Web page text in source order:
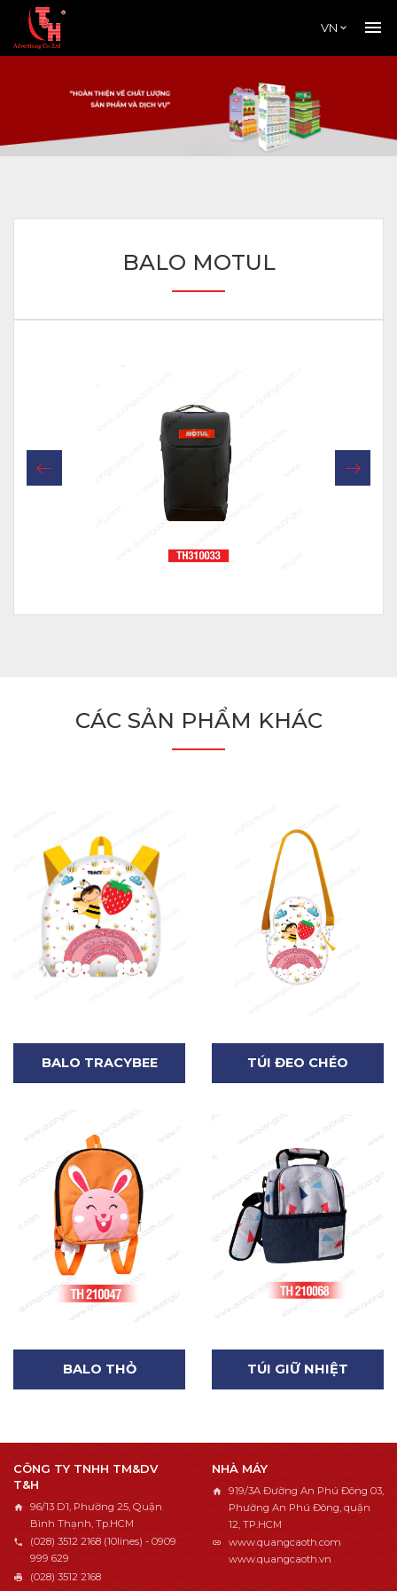
VN
BALO MOTUL
CÁC SẢN PHẨM KHÁC
BALO TRACYBEE TÚI ĐEO CHÉO
BALO THỎ TÚI GIỮ NHIỆT
CÔNG TY TNHH TM&DV
T&H
96/13 D1, Phường 25, Quận
Bình Thạnh, Tp.HCM
(028) 3512 2168 (10lines) - 0909
999 629
(028) 3512 2168
NHÀ MÁY
919/3A Đường An Phú Đông 03,
Phường An Phú Đông, quận
12, TP.HCM
www.quangcaoth.com
www.quangcaoth.vn